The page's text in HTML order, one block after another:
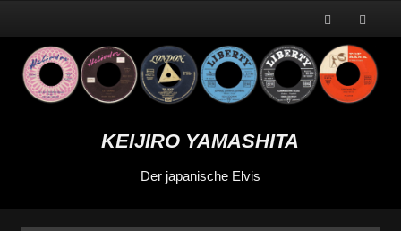
KEIJIRO YAMASHITA
Der japanische Elvis